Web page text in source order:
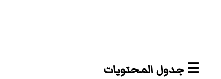
☰ جدول المحتويات